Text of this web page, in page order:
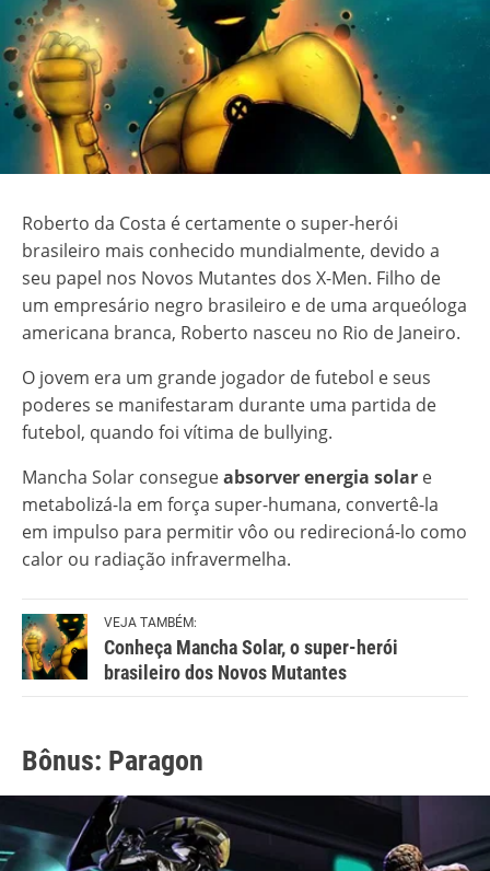
Roberto da Costa é certamente o super-herói
brasileiro mais conhecido mundialmente, devido a
seu papel nos Novos Mutantes dos X-Men. Filho de
um empresário negro brasileiro e de uma arqueóloga
americana branca, Roberto nasceu no Rio de Janeiro.
O jovem era um grande jogador de futebol e seus
poderes se manifestaram durante uma partida de
futebol, quando foi vítima de bullying.
Mancha Solar consegueabsorver energia solar e
metabolizá-la em força super-humana, convertê-la
em impulso para permitir vôo ou redirecioná-lo como
calor ou radiação infravermelha.
VEJA TAMBÉM:
Conheça Mancha Solar, o super-herói
brasileiro dos Novos Mutantes
Bônus: Paragon